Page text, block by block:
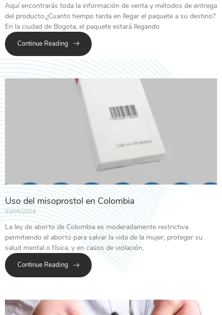
Aquí encontrarás toda la información de venta y métodos de entrega
del producto.¿Cuanto tiempo tarda en llegar el paquete a su destino?
En la ciudad de Bogota, el paquete estará llegando
Continue Reading
Uso del misoprostol en Colombia
02/05/2024
La ley de aborto de Colombia es moderadamente restrictiva
permitiendo el aborto para salvar la vida de la mujer, proteger su
salud mental o física, y en casos de violación,
Continue Reading